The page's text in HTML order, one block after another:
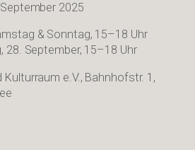
2025
& Sonntag, 15–18 Uhr
28. September, 15–18 Uhr
e.V., Bahnhofstr. 1,